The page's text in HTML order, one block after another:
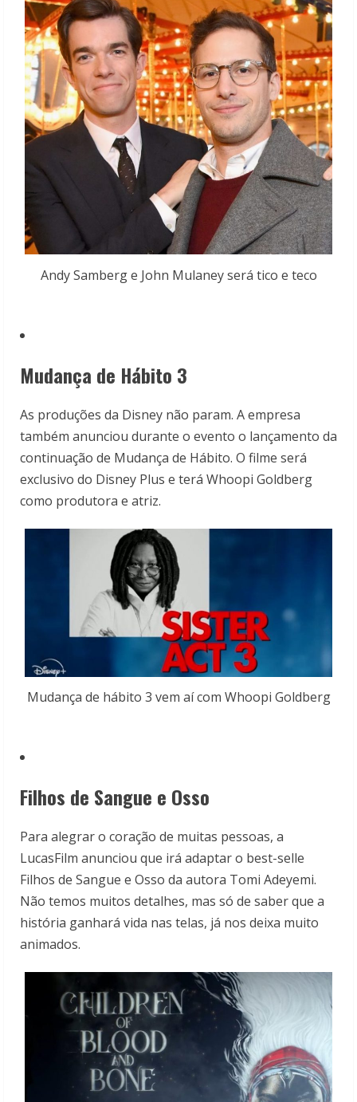
Andy Samberg e John Mulaney será tico e teco
Mudança de Hábito 3
As produções da Disney não param. A empresa
também anunciou durante o evento o lançamento da
continuação de Mudança de Hábito. O filme será
exclusivo do Disney Plus e terá Whoopi Goldberg
como produtora e atriz.
Mudança de hábito 3 vem aí com Whoopi Goldberg
Filhos de Sangue e Osso
Para alegrar o coração de muitas pessoas, a
LucasFilm anunciou que irá adaptar o best-selle
Filhos de Sangue e Osso da autora Tomi Adeyemi.
Não temos muitos detalhes, mas só de saber que a
história ganhará vida nas telas, já nos deixa muito
animados.